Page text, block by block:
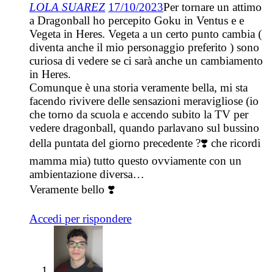
LOLA SUAREZ 17/10/2023Per tornare un attimo
a Dragonball ho percepito Goku in Ventus e e
Vegeta in Heres. Vegeta a un certo punto cambia (
diventa anche il mio personaggio preferito ) sono
curiosa di vedere se ci sarà anche un cambiamento
in Heres.
Comunque è una storia veramente bella, mi sta
facendo rivivere delle sensazioni meravigliose (io
che torno da scuola e accendo subito la TV per
vedere dragonball, quando parlavano sul bussino
della puntata del giorno precedente ?❣️ che ricordi
mamma mia) tutto questo ovviamente con un
ambientazione diversa…
Veramente bello ❣️
Accedi per rispondere